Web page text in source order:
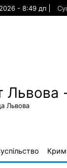
- 8:49 дп
Львова
Львова